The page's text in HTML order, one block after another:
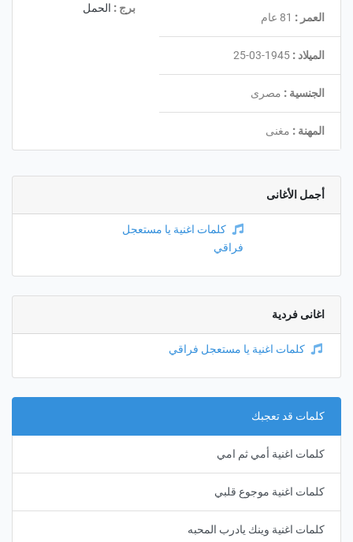
العمر :
الميلاد : 1945-03-25
الجنسية : مصرى
المهنة : مغنى
برج : الحمل
أجمل الأغانى
كلمات اغنية يا مستعجل
فراقي
اغانى فردية
كلمات اغنية يا مستعجل فراقي
كلمات قد تعجبك
كلمات اغنية أمي ثم امي
كلمات اغنية موجوع قلبي
كلمات اغنية وينك يادرب المحبه